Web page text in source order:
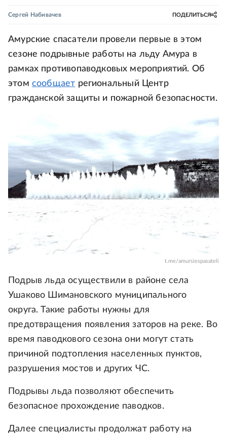
Сергей Набивачев ПОДЕЛИТЬСЯ
Амурские спасатели провели первые в этом
сезоне подрывные работы на льду Амура в
рамках противопаводковых мероприятий. Об
этом сообщает региональный Центр
гражданской защиты и пожарной безопасности.
t.me/amursiespasateli
Подрыв льда осуществили в районе села
Ушаково Шимановского муниципального
округа. Такие работы нужны для
предотвращения появления заторов на реке. Во
время паводкового сезона они могут стать
причиной подтопления населенных пунктов,
разрушения мостов и других ЧС.
Подрывы льда позволяют обеспечить
безопасное прохождение паводков.
Далее специалисты продолжат работу на